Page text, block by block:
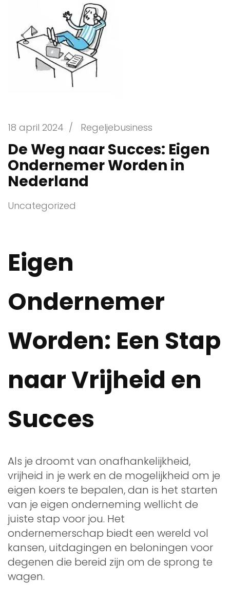
18 april 2024 / Regeljebusiness
De Weg naar Succes: Eigen
Ondernemer Worden in
Nederland
Uncategorized
Eigen
Ondernemer
Worden: Een Stap
naar Vrijheid en
Succes
Als je droomt van onafhankelijkheid,
vrijheid in je werk en de mogelijkheid om je
eigen koers te bepalen, dan is het starten
van je eigen onderneming wellicht de
juiste stap voor jou. Het
ondernemerschap biedt een wereld vol
kansen, uitdagingen en beloningen voor
degenen die bereid zijn om de sprong te
wagen.